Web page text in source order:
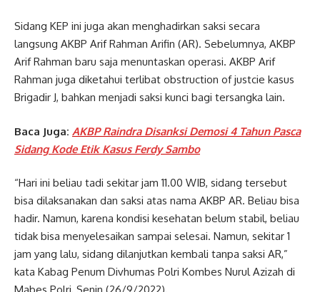
Sidang KEP ini juga akan menghadirkan saksi secara
langsung AKBP Arif Rahman Arifin (AR). Sebelumnya, AKBP
Arif Rahman baru saja menuntaskan operasi. AKBP Arif
Rahman juga diketahui terlibat obstruction of justcie kasus
Brigadir J, bahkan menjadi saksi kunci bagi tersangka lain.
Baca Juga: AKBP Raindra Disanksi Demosi 4 Tahun Pasca
Sidang Kode Etik Kasus Ferdy Sambo
“Hari ini beliau tadi sekitar jam 11.00 WIB, sidang tersebut
bisa dilaksanakan dan saksi atas nama AKBP AR. Beliau bisa
hadir. Namun, karena kondisi kesehatan belum stabil, beliau
tidak bisa menyelesaikan sampai selesai. Namun, sekitar 1
jam yang lalu, sidang dilanjutkan kembali tanpa saksi AR,”
kata Kabag Penum Divhumas Polri Kombes Nurul Azizah di